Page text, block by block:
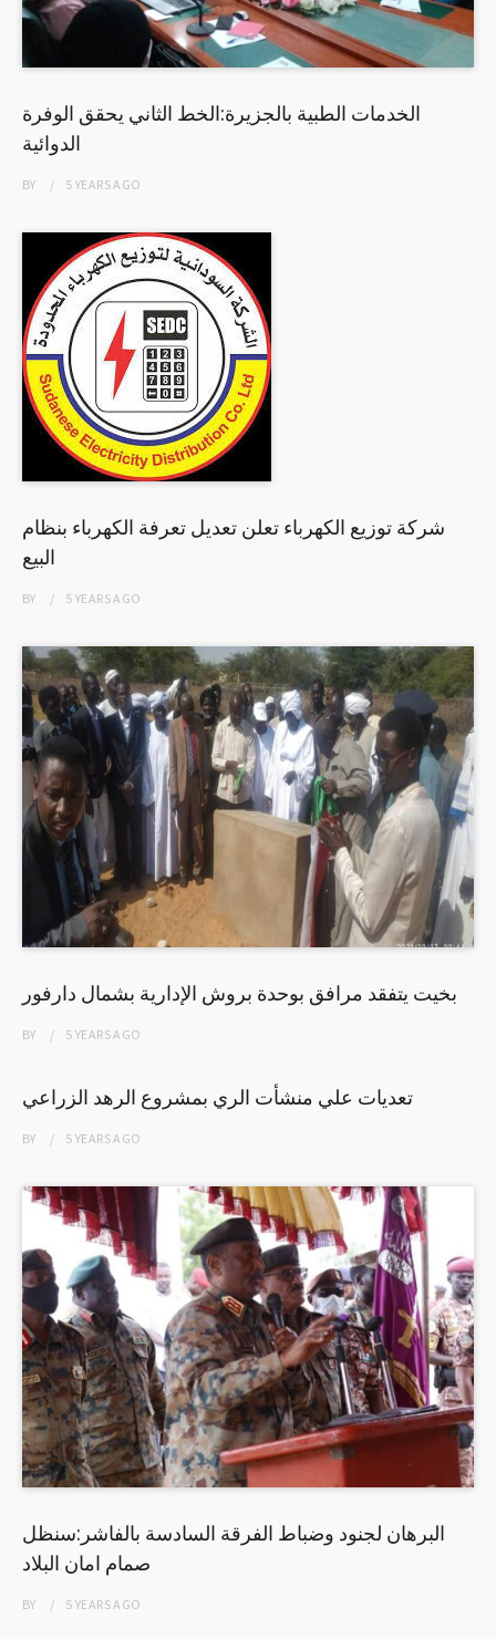
الخدمات الطبية بالجزيرة:الخط الثاني يحقق الوفرة
الدوائية
BY 5 YEARSAGO
شركة توزيع الكهرباء تعلن تعديل تعرفة الكهرباء بنظام
البيع
BY 5 YEARSAGO
بخيت يتفقد مرافق بوحدة بروش الإدارية بشمال دارفور
BY 5 YEARSAGO
تعديات علي منشأت الري بمشروع الرهد الزراعي
BY 5 YEARSAGO
البرهان لجنود وضباط الفرقة السادسة بالفاشر:سنظل
صمام امان البلاد
BY 5 YEARSAGO